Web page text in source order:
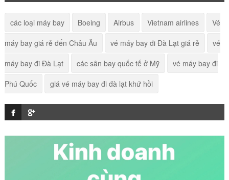
Sân bay quốc tế Rome
các loại máy bay Boeing Airbus Vietnam airlines
Vé
máy bay giá rẻ đến Châu Âu
vé máy bay đi Đà Lạt giá rẻ
vé
máy bay đi Đà Lạt
các sân bay quốc tế ở Mỹ
vé máy bay đi
Phú Quốc
giá vé máy bay đi đà lạt khứ hồi